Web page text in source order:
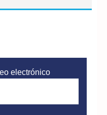
electrónico